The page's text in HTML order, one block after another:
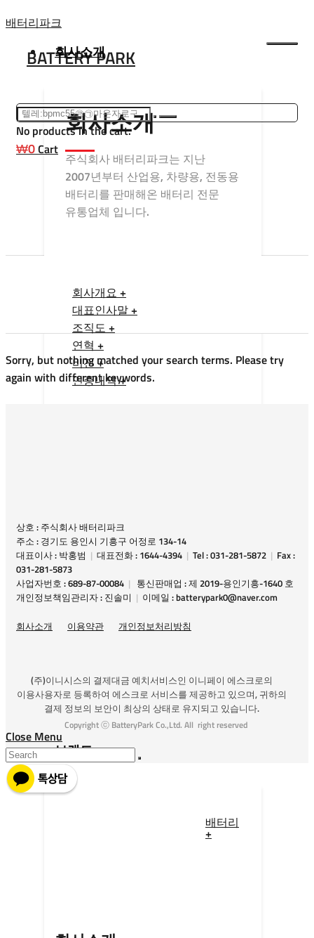
Skip
content
배터리파크
BATTERY PARK
회사소개
회사소개
주식회사 배터리파크는 지난
2007년부터 산업용, 차량용, 전동용
배터리를 판매해온 배터리 전문
유통업체 입니다.
회사개요 +
대표인사말 +
조직도 +
연혁 +
비전 +
인증내역 +
브랜드
배터리
+
No products in the cart.
₩0Cart
Sorry, but nothing matched your search terms. Please try
again with different keywords.
상호 : 주식회사 배터리파크
주소 : 경기도 용인시 기흥구 어정로 134-14
대표이사 : 박홍범 | 대표전화 : 1644-4394 | Tel : 031-281-5872 | Fax :
031-281-5873
사업자번호 : 689-87-00084 | 통신판매업 : 제 2019-용인기흥-1640 호
개인정보책임관리자 : 진솔미 | 이메일 : batterypark0@naver.com
회사소개 이용약관 개인정보처리방침
(주)이니시스의 결제대금 예치서비스인 이니페이 에스크로의
이용사용자로 등록하여 에스크로 서비스를 제공하고 있으며, 귀하의
결제 정보의 보안이 최상의 상태로 유지되고 있습니다.
Copyright ⓒ BatteryPark Co.,Ltd. All right reserved
Close Menu